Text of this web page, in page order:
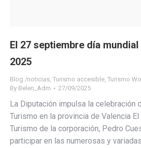
El 27 septiembre día
2025
Blog /noticias, Turismo accesible, Turismo
By Belen_Adm 27/09/2025
La Diputación impulsa la celebración
Turismo en la provincia de Valencia
Turismo de la corporación, Pedro
participar en las numerosas y